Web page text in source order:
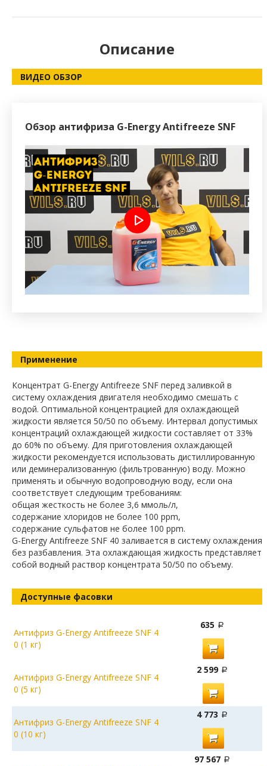
Описание
ВИДЕО ОБЗОР
Обзор антифриза G-Energy Antifreeze SNF
Применение
Концентрат G-Energy Antifreeze SNF перед заливкой в
систему охлаждения двигателя необходимо смешать с
водой. Оптимальной концентрацией для охлаждающей
жидкости является 50/50 по объему. Интервал допустимых
концентраций охлаждающей жидкости составляет от 33%
до 60% по объему. Для приготовления охлаждающей
жидкости рекомендуется использовать дистиллированную
или деминерализованную (фильтрованную) воду. Можно
применять и обычную водопроводную воду, если она
соответствует следующим требованиям:
общая жесткость не более 3,6 ммоль/л,
содержание хлоридов не более 100 ppm,
содержание сульфатов не более 100 ppm.
G-Energy Antifreeze SNF 40 заливается в систему охлаждения
без разбавления. Эта охлаждающая жидкость представляет
собой водный раствор концентрата 50/50 по объему.
Доступные фасовки
Антифриз G-Energy Antifreeze SNF 4
0 (1 кг)
635
Антифриз G-Energy Antifreeze SNF 4
0 (5 кг)
2 599
Антифриз G-Energy Antifreeze SNF 4
0 (10 кг)
4 773
97 567